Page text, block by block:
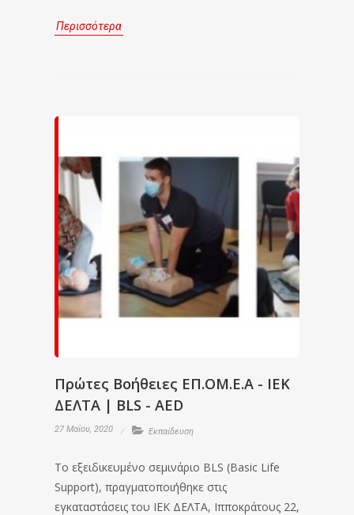
Περισσότερα
Πρώτες Βοήθειες ΕΠ.ΟΜ.Ε.Α - ΙΕΚ
ΔΕΛΤΑ | BLS - AED
27 Μαΐου, 2020 Εκπαίδευση
Το εξειδικευμένο σεμινάριο BLS (Basic Life
Support), πραγματοποιήθηκε στις
εγκαταστάσεις του ΙΕΚ ΔΕΛΤΑ, Ιπποκράτους 22,